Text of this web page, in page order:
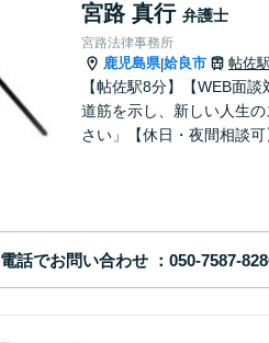
宮路 真行 弁護士
宮路法律事務所
鹿児島県|姶良市 帖佐駅
【帖佐駅8分】【WEB面
道筋を示し、新しい人生
さい」【休日・夜間相談可
電話でお問い合わせ